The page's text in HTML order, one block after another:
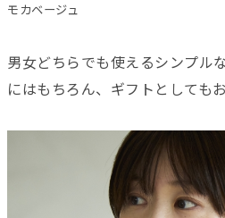
モカベージュ
男女どちらでも使えるシンプル
にはもちろん、ギフトとしても